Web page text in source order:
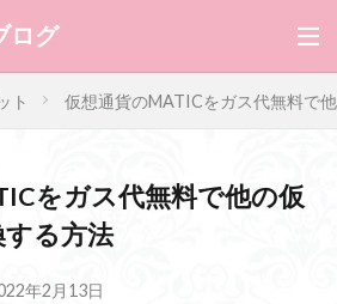
ログ
ト 仮想通貨のMATICをガス代無料で
をガス代無料で他の仮
る方法
年2月13日